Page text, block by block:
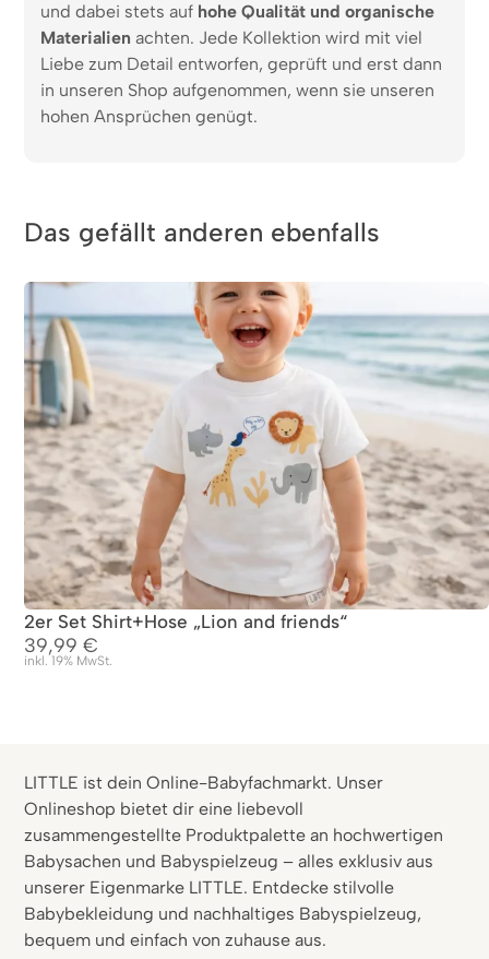
und dabei stets auf hohe Qualität und organische
Materialien achten. Jede Kollektion wird mit viel
Liebe zum Detail entworfen, geprüft und erst dann
in unseren Shop aufgenommen, wenn sie unseren
hohen Ansprüchen genügt.
Das gefällt anderen ebenfalls
2er Set Shirt+Hose „Lion and friends“
39,99€
inkl. 19% MwSt.
LITTLE ist dein Online-Babyfachmarkt. Unser
Onlineshop bietet dir eine liebevoll
zusammengestellte Produktpalette an hochwertigen
Babysachen und Babyspielzeug – alles exklusiv aus
unserer Eigenmarke LITTLE. Entdecke stilvolle
Babybekleidung und nachhaltiges Babyspielzeug,
bequem und einfach von zuhause aus.